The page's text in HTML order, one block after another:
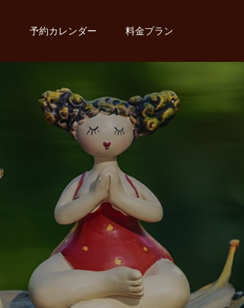
予約カレンダー 料金プラン